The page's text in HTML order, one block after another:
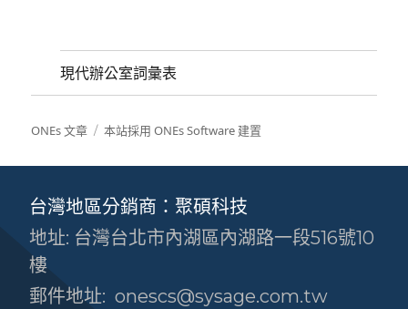
現代辦公室詞彙表
ONEs 文章 本站採用 ONEs Software 建置
台灣地區分銷商：聚碩科技
地址: 台灣台北市內湖區內湖路一段516號10
樓
郵件地址: onescs@sysage.com.tw